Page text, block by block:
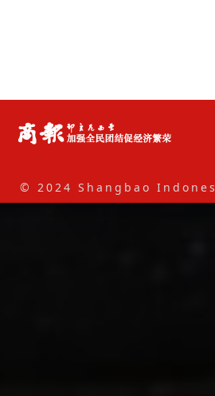
© 2024 Shangbao